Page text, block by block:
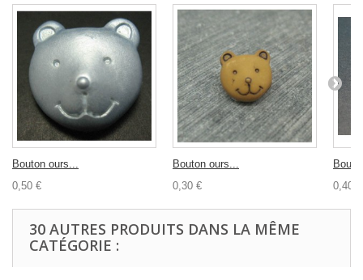
Bouton ours...
0,50 €
Bouton ours...
0,30 €
0,40 €
30 AUTRES PRODUITS DANS LA MÊME
CATÉGORIE :